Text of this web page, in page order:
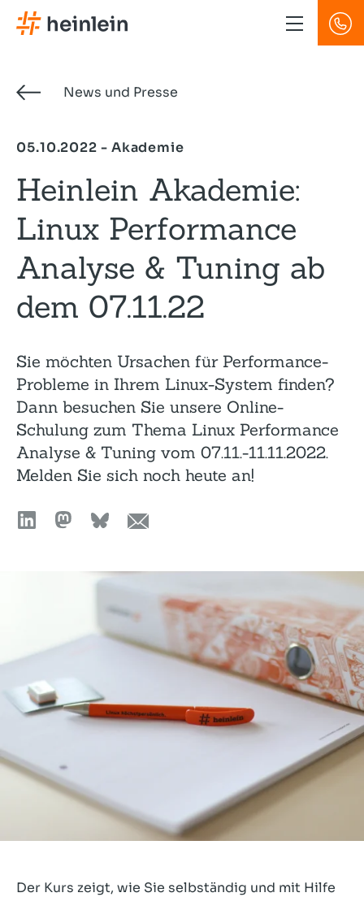
Direkt
zum
News und Presse
05.10.2022 - Akademie
Heinlein Akademie:
Linux Performance
Analyse & Tuning ab
dem 07.11.22
Sie möchten Ursachen für Performance-
Probleme in Ihrem Linux-System finden?
Dann besuchen Sie unsere Online-
Schulung zum Thema Linux Performance
Analyse & Tuning vom 07.11.-11.11.2022.
Melden Sie sich noch heute an!
Der Kurs zeigt, wie Sie selbständig und mit Hilfe